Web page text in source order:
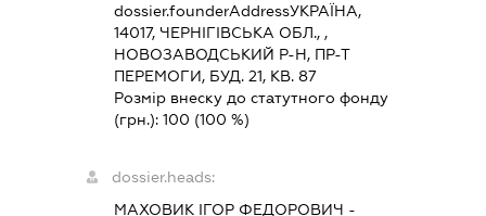
dossier.founderAddressУКРАЇНА,
14017, ЧЕРНIГIВСЬКА ОБЛ., ,
НОВОЗАВОДСЬКИЙ Р-Н, ПР-Т
ПЕРЕМОГИ, БУД. 21, КВ. 87
Розмір внеску до статутного фонду
(грн.):100 (100 %)
dossier.heads:
МАХОВИК ІГОР ФЕДОРОВИЧ -